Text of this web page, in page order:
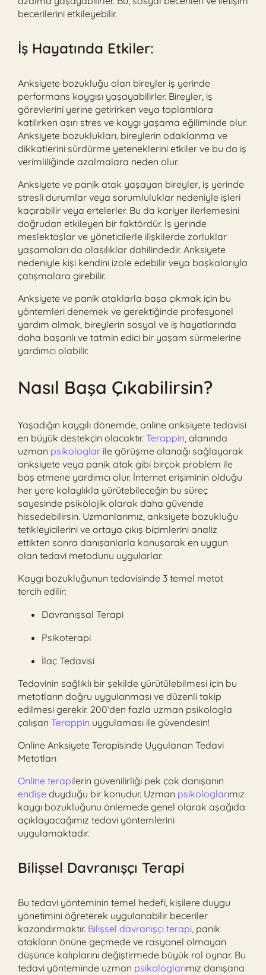
becerilerini etkileyebilir.
İş Hayatında Etkiler:
Anksiyete bozukluğu olan bireyler iş yerinde
performans kaygısı yaşayabilirler. Bireyler, iş
görevlerini yerine getirirken veya toplantılara
katılırken aşırı stres ve kaygı yaşama eğiliminde olur.
Anksiyete bozuklukları, bireylerin odaklanma ve
dikkatlerini sürdürme yeteneklerini etkiler ve bu da iş
verimliliğinde azalmalara neden olur.
Anksiyete ve panik atak yaşayan bireyler, iş yerinde
stresli durumlar veya sorumluluklar nedeniyle işleri
kaçırabilir veya ertelerler. Bu da kariyer ilerlemesini
doğrudan etkileyen bir faktördür. İş yerinde
meslektaşlar ve yöneticilerle ilişkilerde zorluklar
yaşamaları da olasılıklar dahilindedir. Anksiyete
nedeniyle kişi kendini izole edebilir veya başkalarıyla
çatışmalara girebilir.
Anksiyete ve panik ataklarla başa çıkmak için bu
yöntemleri denemek ve gerektiğinde profesyonel
yardım almak, bireylerin sosyal ve iş hayatlarında
daha başarılı ve tatmin edici bir yaşam sürmelerine
yardımcı olabilir.
Nasıl Başa Çıkabilirsin?
Yaşadığın kaygılı dönemde, online anksiyete tedavisi
en büyük destekçin olacaktır. Terappin, alanında
uzman psikologlar ile görüşme olanağı sağlayarak
anksiyete veya panik atak gibi birçok problem ile
baş etmene yardımcı olur. İnternet erişiminin olduğu
her yere kolaylıkla yürütebileceğin bu süreç
sayesinde psikolojik olarak daha güvende
hissedebilirsin. Uzmanlarımız, anksiyete bozukluğu
tetikleyicilerini ve ortaya çıkış biçimlerini analiz
ettikten sonra danışanlarla konuşarak en uygun
olan tedavi metodunu uygularlar.
Kaygı bozukluğunun tedavisinde 3 temel metot
tercih edilir:
Davranışsal Terapi
Psikoterapi
İlaç Tedavisi
Tedavinin sağlıklı bir şekilde yürütülebilmesi için bu
metotların doğru uygulanması ve düzenli takip
edilmesi gerekir. 200’den fazla uzman psikologla
çalışan Terappin uygulaması ile güvendesin!
Online Anksiyete Terapisinde Uygulanan Tedavi
Metotları
Online terapilerin güvenilirliği pek çok danışanın
endişe duyduğu bir konudur. Uzman psikologlarımız
kaygı bozukluğunu önlemede genel olarak aşağıda
açıklayacağımız tedavi yöntemlerini
uygulamaktadır.
Bilişsel Davranışçı Terapi
Bu tedavi yönteminin temel hedefi, kişilere duygu
yönetimini öğreterek uygulanabilir beceriler
kazandırmaktır. Bilişsel davranışçı terapi, panik
atakların önüne geçmede ve rasyonel olmayan
düşünce kalıplarını değiştirmede büyük rol oynar. Bu
tedavi yönteminde uzman psikologlarımız danışana